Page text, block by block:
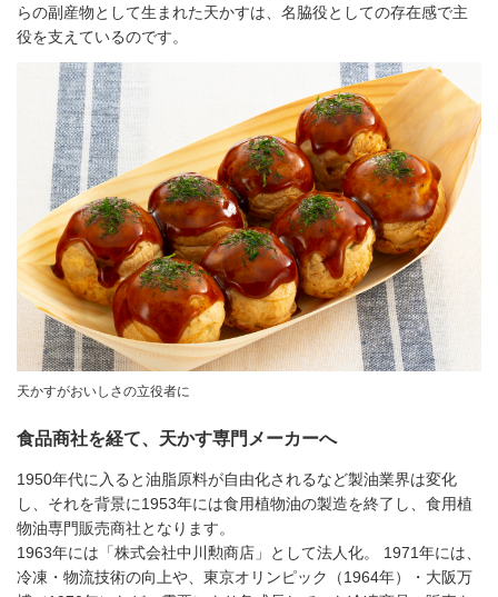
天かすがおいしさの立役者に
らの副産物として生まれた天かすは、名脇役としての存在感で主
役を支えているのです。
食品商社を経て、天かす専門メーカーへ
1950年代に入ると油脂原料が自由化されるなど製油業界は変化
し、それを背景に1953年には食用植物油の製造を終了し、食用植
物油専門販売商社となります。
1963年には「株式会社中川勲商店」として法人化。 1971年には、
冷凍・物流技術の向上や、東京オリンピック（1964年）・大阪万